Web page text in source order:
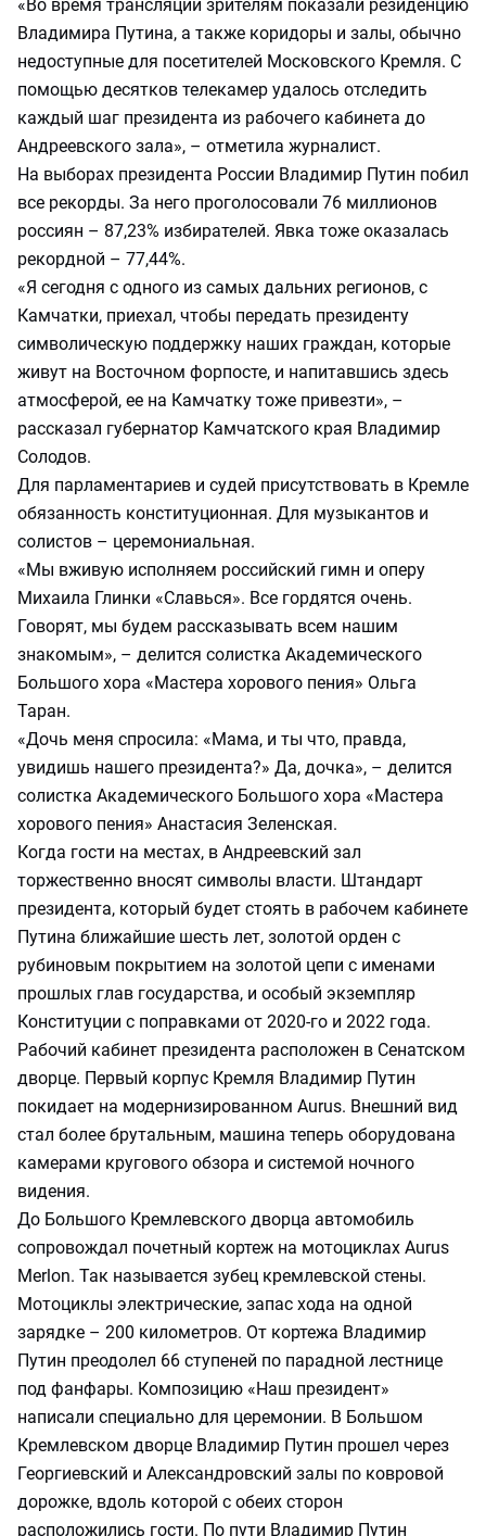
«Во время трансляции зрителям показали резиденцию
Владимира Путина, а также коридоры и залы, обычно
недоступные для посетителей Московского Кремля. С
помощью десятков телекамер удалось отследить
каждый шаг президента из рабочего кабинета до
Андреевского зала», – отметила журналист.
На выборах президента России Владимир Путин побил
все рекорды. За него проголосовали 76 миллионов
россиян – 87,23% избирателей. Явка тоже оказалась
рекордной – 77,44%.
«Я сегодня с одного из самых дальних регионов, с
Камчатки, приехал, чтобы передать президенту
символическую поддержку наших граждан, которые
живут на Восточном форпосте, и напитавшись здесь
атмосферой, ее на Камчатку тоже привезти», –
рассказал губернатор Камчатского края Владимир
Солодов.
Для парламентариев и судей присутствовать в Кремле
обязанность конституционная. Для музыкантов и
солистов – церемониальная.
«Мы вживую исполняем российский гимн и оперу
Михаила Глинки «Славься». Все гордятся очень.
Говорят, мы будем рассказывать всем нашим
знакомым», – делится солистка Академического
Большого хора «Мастера хорового пения» Ольга
Таран.
«Дочь меня спросила: «Мама, и ты что, правда,
увидишь нашего президента?» Да, дочка», – делится
солистка Академического Большого хора «Мастера
хорового пения» Анастасия Зеленская.
Когда гости на местах, в Андреевский зал
торжественно вносят символы власти. Штандарт
президента, который будет стоять в рабочем кабинете
Путина ближайшие шесть лет, золотой орден с
рубиновым покрытием на золотой цепи с именами
прошлых глав государства, и особый экземпляр
Конституции с поправками от 2020-го и 2022 года.
Рабочий кабинет президента расположен в Сенатском
дворце. Первый корпус Кремля Владимир Путин
покидает на модернизированном Aurus. Внешний вид
стал более брутальным, машина теперь оборудована
камерами кругового обзора и системой ночного
видения.
До Большого Кремлевского дворца автомобиль
сопровождал почетный кортеж на мотоциклах Aurus
Merlon. Так называется зубец кремлевской стены.
Мотоциклы электрические, запас хода на одной
зарядке – 200 километров. От кортежа Владимир
Путин преодолел 66 ступеней по парадной лестнице
под фанфары. Композицию «Наш президент»
написали специально для церемонии. В Большом
Кремлевском дворце Владимир Путин прошел через
Георгиевский и Александровский залы по ковровой
дорожке, вдоль которой с обеих сторон
расположились гости. По пути Владимир Путин